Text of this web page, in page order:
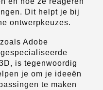
Dit helpt je bij
ontwerpkeuzes.
Adobe
is tegenwoordig
je om je ideeën
te maken